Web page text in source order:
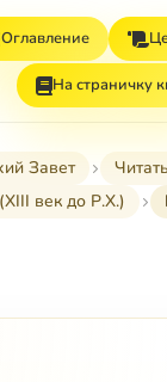
Оглавление
На страничку
Завет
век до Р.Х.)